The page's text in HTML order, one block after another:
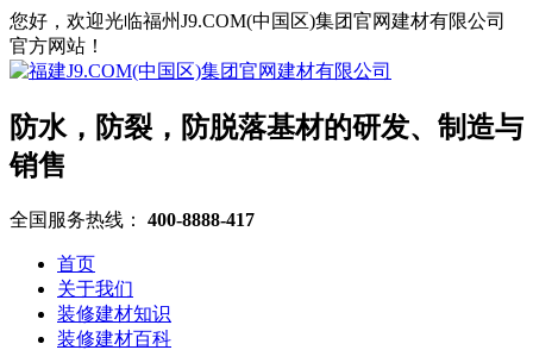
您好，欢迎光临福州J9.COM(中国区)集团官网建材有限公司
官方网站！
防水，防裂，防脱落基材的研发、制造与
销售
全国服务热线： 400-8888-417
首页
关于我们
装修建材知识
装修建材百科